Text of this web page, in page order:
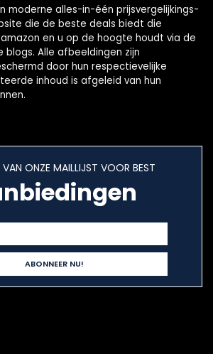
moderne alles-in-één prijsvergelijkings-
die de beste deals biedt die
en u op de hoogte houdt via de
Alle afbeeldingen zijn
door hun respectievelijke
inhoud is afgeleid van hun
ONZE MAILLIJST VOOR BEST